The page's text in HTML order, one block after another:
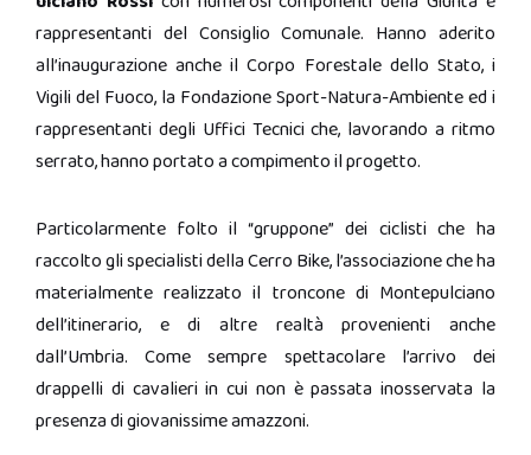
rappresentanti del Consiglio Comunale. Hanno aderito
all’inaugurazione anche il Corpo Forestale dello Stato, i
Vigili del Fuoco, la Fondazione Sport-Natura-Ambiente ed i
rappresentanti degli Uffici Tecnici che, lavorando a ritmo
serrato, hanno portato a compimento il progetto.
Particolarmente folto il “gruppone” dei ciclisti che ha
raccolto gli specialisti della Cerro Bike, l’associazione che ha
materialmente realizzato il troncone di Montepulciano
dell’itinerario, e di altre realtà provenienti anche
dall’Umbria. Come sempre spettacolare l’arrivo dei
drappelli di cavalieri in cui non è passata inosservata la
presenza di giovanissime amazzoni.